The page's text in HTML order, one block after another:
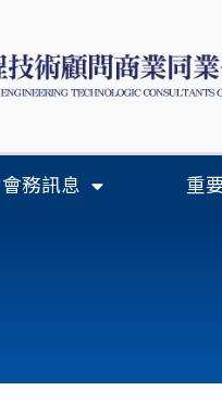
會務訊息 重